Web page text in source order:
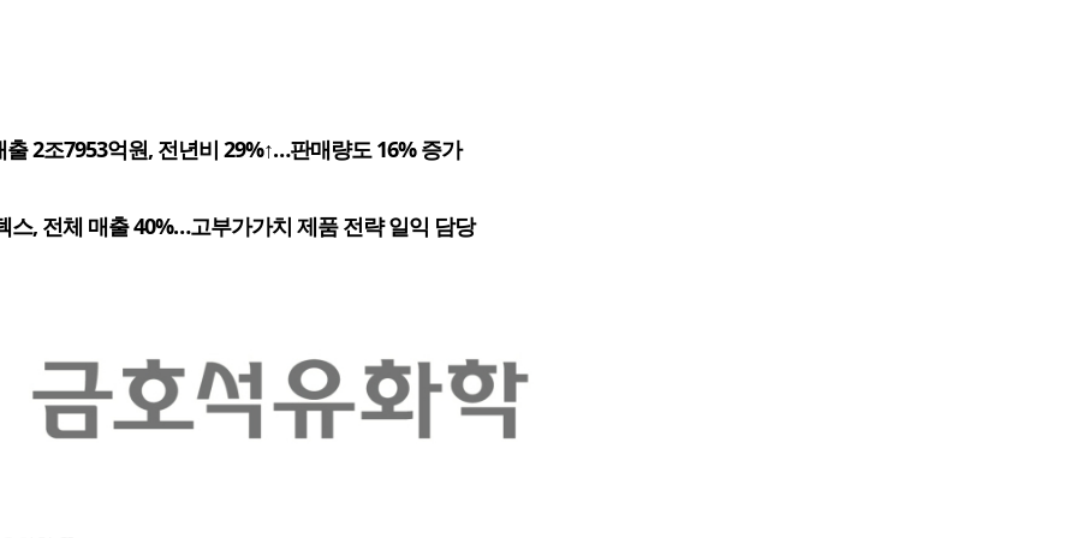
출 2조7953억원, 전년비 29%↑…판매량도 16% 증가
스, 전체 매출 40%…고부가가치 제품 전략 일익 담당